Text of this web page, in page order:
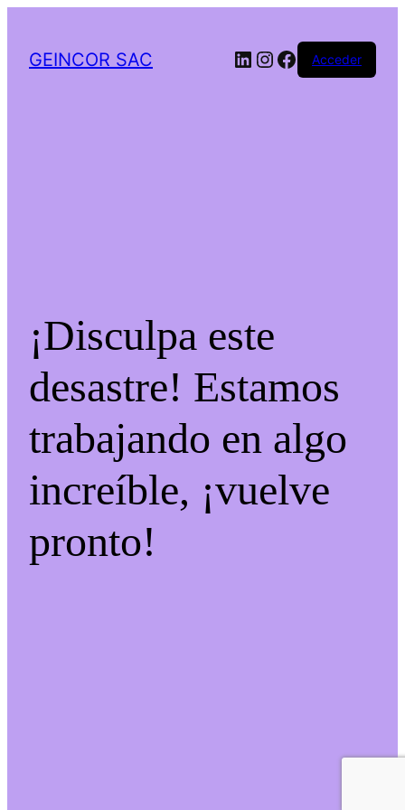
GEINCOR SAC LinkedIn
Instagram
Facebook
Acceder
¡Disculpa este
desastre! Estamos
trabajando en algo
increíble, ¡vuelve
pronto!